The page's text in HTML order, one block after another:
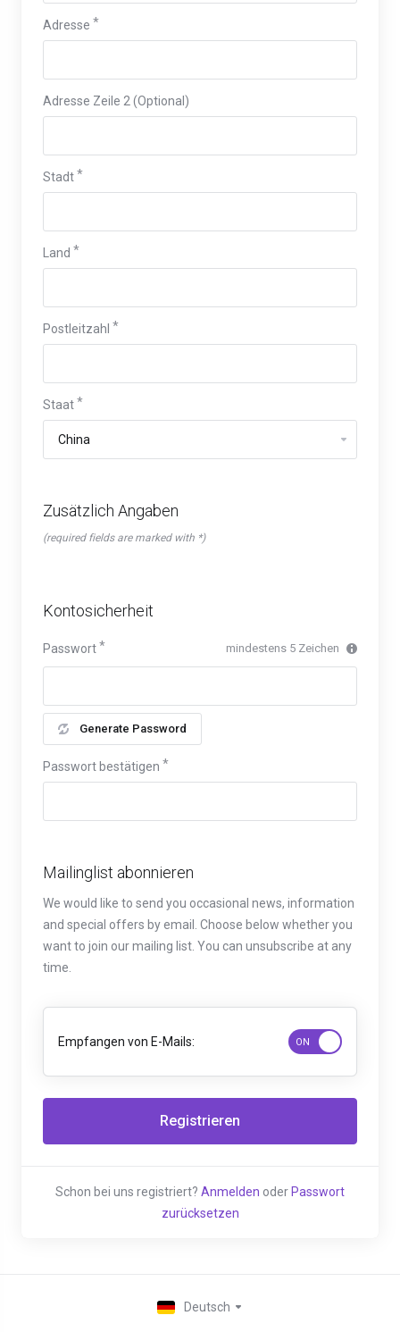
Adresse
Adresse Zeile 2 (Optional)
Stadt
Land
Postleitzahl
Staat
Zusätzlich Angaben
(required fields are marked with *)
Kontosicherheit
Passwort mindestens 5 Zeichen
Generate Password
Passwort bestätigen
Mailinglist abonnieren
We would like to send you occasional news, information
and special offers by email. Choose below whether you
want to join our mailing list. You can unsubscribe at any
time.
Empfangen von E-Mails:
Schon bei uns registriert? Anmelden oder Passwort
zurücksetzen
Deutsch